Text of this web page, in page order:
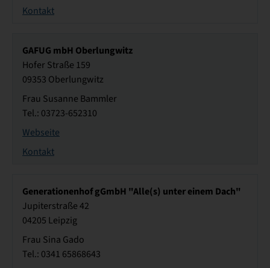
Kontakt
GAFUG mbH Oberlungwitz
Hofer Straße 159
09353 Oberlungwitz
Frau Susanne Bammler
Tel.: 03723-652310
Webseite
Kontakt
Generationenhof gGmbH "Alle(s) unter einem Dach"
Jupiterstraße 42
04205 Leipzig
Frau Sina Gado
Tel.: 0341 65868643